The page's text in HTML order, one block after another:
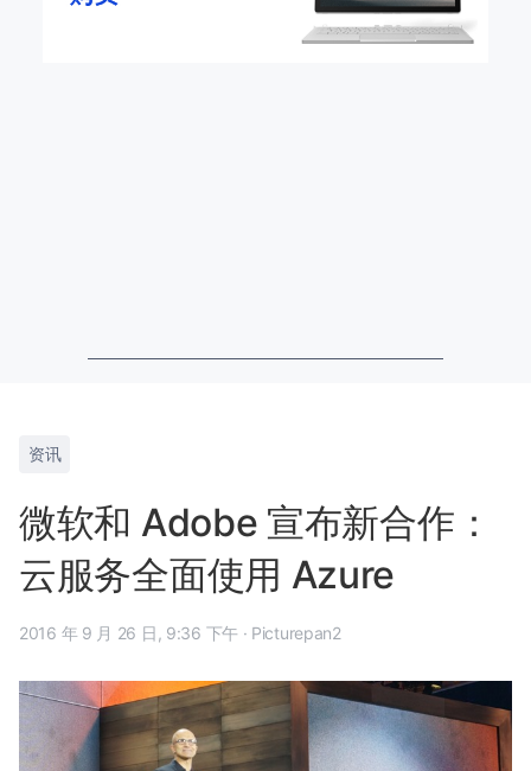
资讯
微软和 Adobe 宣布新合作：
云服务全面使用 Azure
2016 年 9 月 26 日, 9:36 下午 · Picturepan2